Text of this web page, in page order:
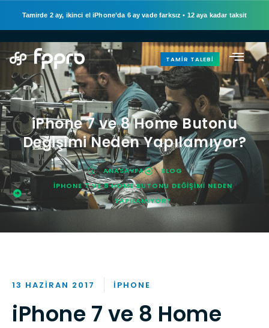
Tamirde 2 ay, ikinci el iPhone’da 6 ay vade farksız • 12 aya kadar taksit
TAMIR TALEBI
iPhone 7 ve 8 Home Butonu
Değişimi Neden Yapılamıyor?
ANASAYFA
BLOG
IPHONE 7 VE 8 HOME BUTONU DEĞIŞIMI NEDEN
YAPILAMIYOR?
13 HAZIRAN 2017 IPHONE
iPhone 7 ve 8 Home